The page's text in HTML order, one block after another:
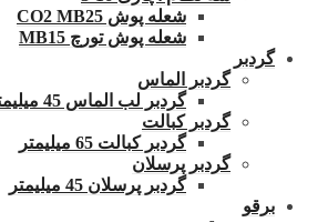
شعله پوش CO2 MB25
شعله پوش تورچ MB15
گردبر
گردبر الماس
گردبر لب الماس 45 میلیمتر
گردبر کبالت
گردبر کبالت 65 میلیمتر
گردبر پرسلان
گردبر پرسلان 45 میلیمتر
برقو